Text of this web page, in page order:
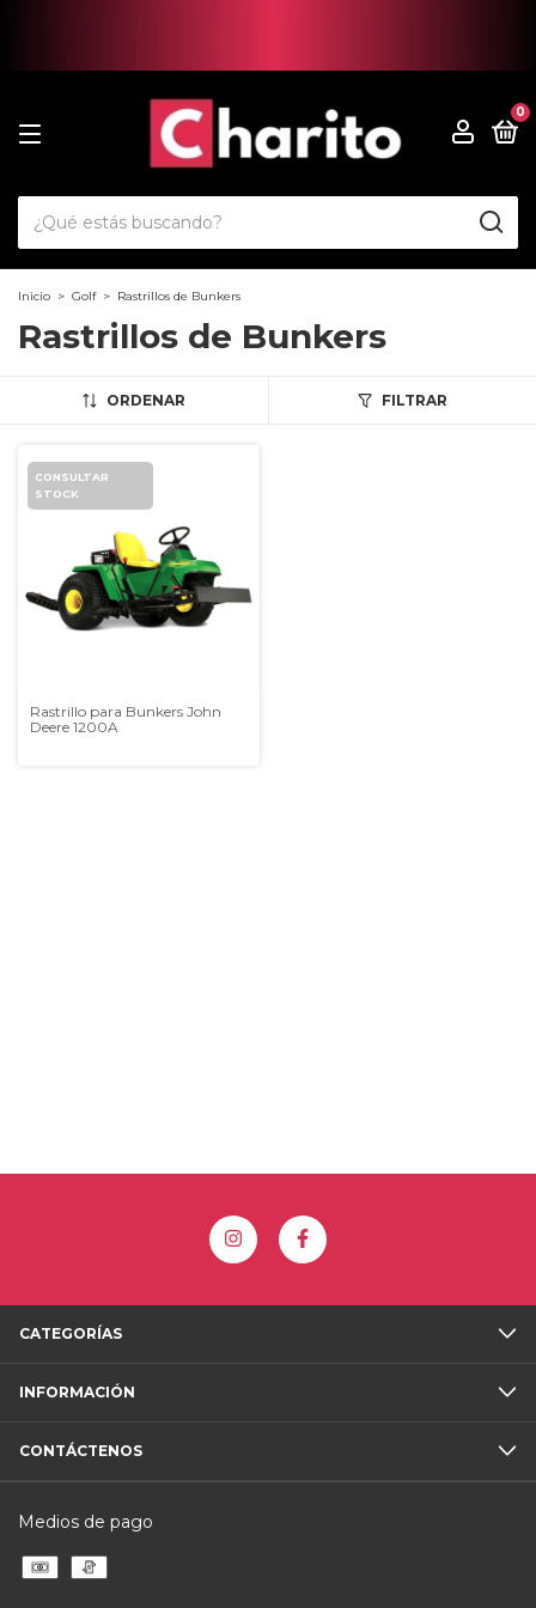
0
Inicio > Golf > Rastrillos de Bunkers
Rastrillos de Bunkers
ORDENAR FILTRAR
Rastrillo para Bunkers John
Deere 1200A
CATEGORÍAS
INFORMACIÓN
CONTÁCTENOS
Medios de pago